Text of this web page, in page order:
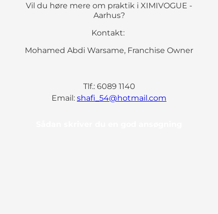
Vil du høre mere om praktik i XIMIVOGUE -
Aarhus?
Kontakt:
Mohamed Abdi Warsame, Franchise Owner
Tlf.: 6089 1140
Email: shafi_54@hotmail.com